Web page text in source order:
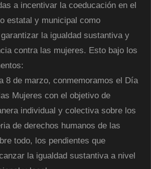
a incentivar la coeducación en el
estatal y municipal como
la igualdad sustantiva y
contra las mujeres. Esto bajo los
8 de marzo, conmemoramos el Día
Mujeres con el objetivo de
individual y colectiva sobre los
de derechos humanos de las
todo, los pendientes que
la igualdad sustantiva a nivel